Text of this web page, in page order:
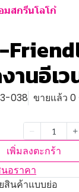
สกรีนโลโก้
านอีเ
038 ขายแล้ว
เพิ่มลงตะกร้า
อราคา
สินค้าแบบย่อ